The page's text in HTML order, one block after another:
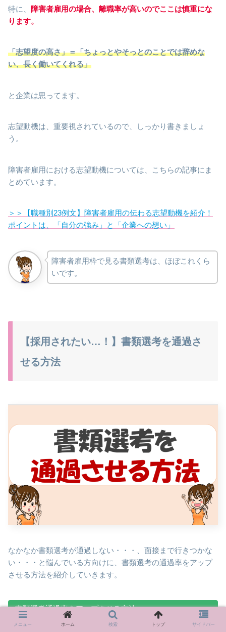
特に、
障害者雇用の場合、離職率が高いのでここは慎重にな
ります。
「志望度の高さ」＝「ちょっとやそっとのことでは辞めな
い、長く働いてくれる」
と企業は思ってます。
志望動機は、重要視されているので、しっかり書きましょ
う。
障害者雇用における志望動機については、こちらの記事にま
とめています。
＞＞【職種別23例文】障害者雇用の伝わる志望動機を紹介！
ポイントは、「自分の強み」と「企業への想い」
障害者雇用枠で見る書類選考は、ほぼこれくら
いです。
【採用されたい…！】書類選考を通過さ
せる方法
なかなか書類選考が通過しない・・・、面接まで行きつかな
い・・・と悩んでいる方向けに、書類選考の通過率をアップ
させる方法を紹介していきます。
書類選考通過率をアップさせる方法
経験のある職種に応募する
メニュー ホーム 検索 トップ サイドバー